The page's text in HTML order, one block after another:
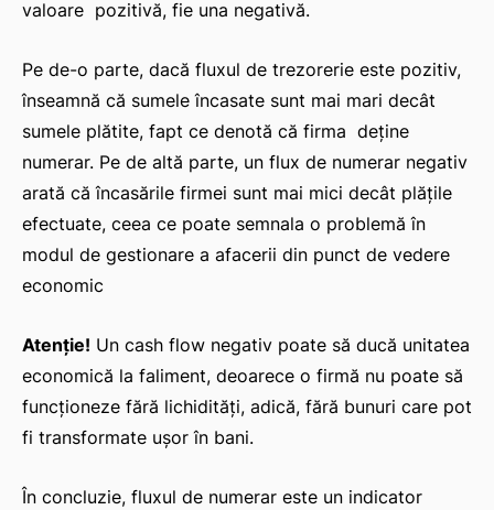
valoare pozitivă, fie una negativă.
Pe de-o parte, dacă fluxul de trezorerie este pozitiv,
înseamnă că sumele încasate sunt mai mari decât
sumele plătite, fapt ce denotă că firma deține
numerar. Pe de altă parte, un flux de numerar negativ
arată că încasările firmei sunt mai mici decât plățile
efectuate, ceea ce poate semnala o problemă în
modul de gestionare a afacerii din punct de vedere
economic
Atenție! Un cash flow negativ poate să ducă unitatea
economică la faliment, deoarece o firmă nu poate să
funcționeze fără lichidități, adică, fără bunuri care pot
fi transformate ușor în bani.
În concluzie, fluxul de numerar este un indicator